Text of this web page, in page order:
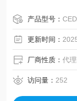
产品型号：
更新时间：
厂商性质：代
访问量： 252